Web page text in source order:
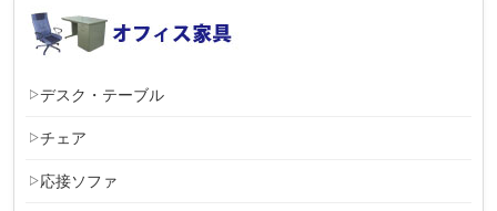
デスク・テーブル
チェア
応接ソファ